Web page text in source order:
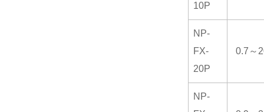
10P
NP-
FX-
20P
0.7～
NP-